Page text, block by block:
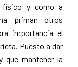
físico y como a
priman otros
importancia el
Puesto a dar
que mantener la